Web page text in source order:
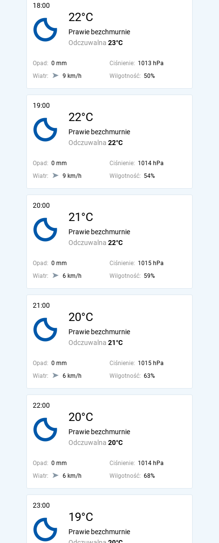
18:00
22°C
Odczuwalna 23°C
Prawie bezchmurnie
Opad: 0 mm Ciśnienie: 1013 hPa
Wiatr:
9 km/h Wilgotność: 50%
19:00
22°C
Odczuwalna 22°C
Prawie bezchmurnie
Opad: 0 mm Ciśnienie: 1014 hPa
Wiatr:
9 km/h Wilgotność: 54%
20:00
21°C
Odczuwalna 22°C
Prawie bezchmurnie
Opad: 0 mm Ciśnienie: 1015 hPa
Wiatr:
6 km/h Wilgotność: 59%
21:00
20°C
Odczuwalna 21°C
Prawie bezchmurnie
Opad: 0 mm Ciśnienie: 1015 hPa
Wiatr:
6 km/h Wilgotność: 63%
22:00
20°C
Odczuwalna 20°C
Prawie bezchmurnie
Opad: 0 mm Ciśnienie: 1014 hPa
Wiatr:
6 km/h Wilgotność: 68%
23:00
19°C
Prawie bezchmurnie